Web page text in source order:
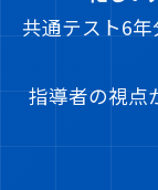
共通テスト6
指導者の視点